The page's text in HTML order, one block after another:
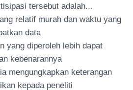
tersebut adalah...
relatif murah dan waktu yang
data
yang diperoleh lebih dapat
kebenarannya
mengungkapkan keterangan
kepada peneliti